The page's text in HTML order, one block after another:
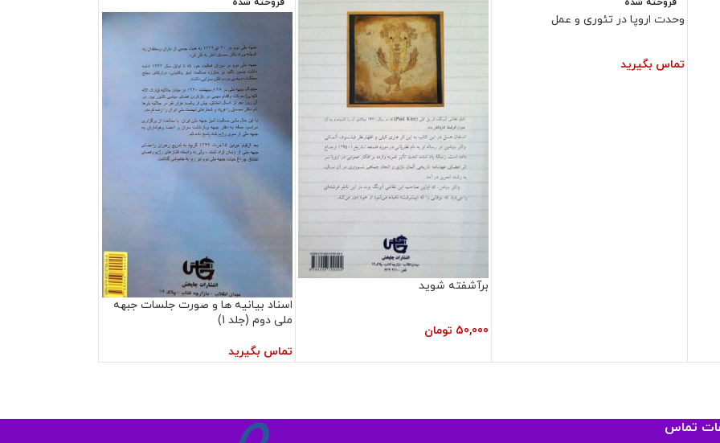
وحدت اروپا در تئوری و عمل
تماس بگیرید
برآشفته شوید
50,000 تومان
اسناد بیانیه ها و صورت جلسات جبهه
ملی دوم (جلد 1)
تماس بگیرید
تماس